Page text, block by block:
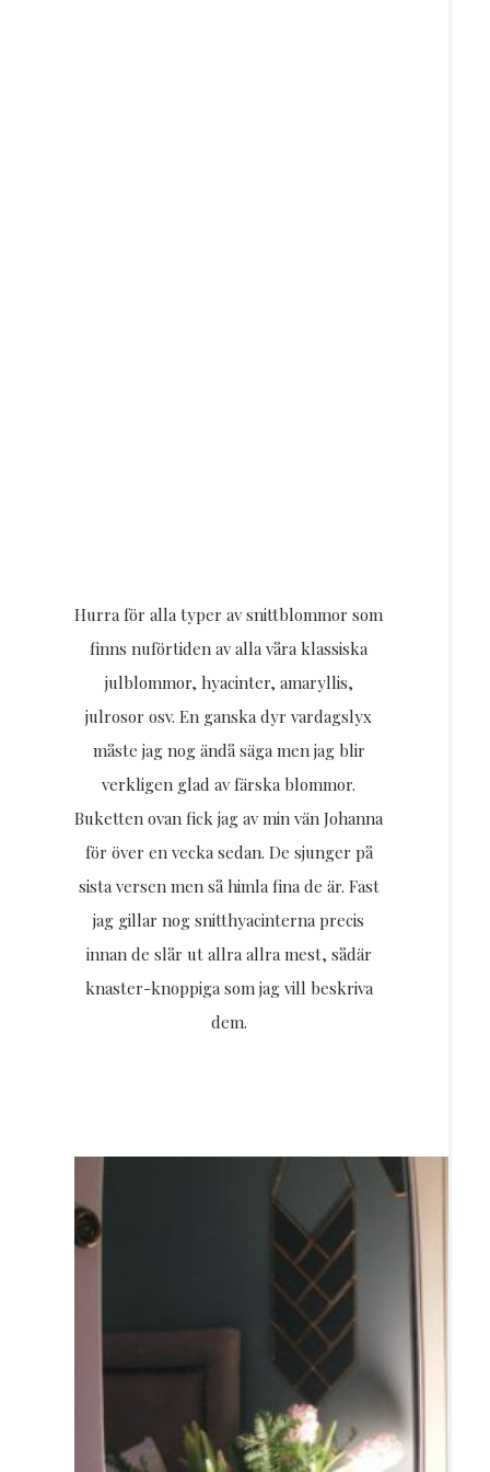
Hurra för alla typer av snittblommor som
finns nuförtiden av alla våra klassiska
julblommor, hyacinter, amaryllis,
julrosor osv. En ganska dyr vardagslyx
måste jag nog ändå säga men jag blir
verkligen glad av färska blommor.
Buketten ovan fick jag av min vän Johanna
för över en vecka sedan. De sjunger på
sista versen men så himla fina de är. Fast
jag gillar nog snitthyacinterna precis
innan de slår ut allra allra mest, sådär
knaster-knoppiga som jag vill beskriva
dem.